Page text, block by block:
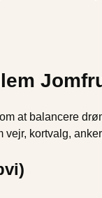
at balancere
kortvalg,